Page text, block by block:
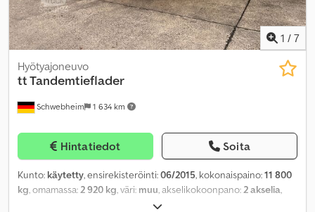
1 / 7
Schwebheim 1 634 km
Hyötyajoneuvo
tt Tandemtieflader
Hintatiedot Soita
Kunto: käytetty, ensirekisteröinti:06/2015, kokonaispaino:11 800
kg, omamassa:2 920 kg, väri: muu, akselikokoonpano:2 akselia,
, päästöluokka: